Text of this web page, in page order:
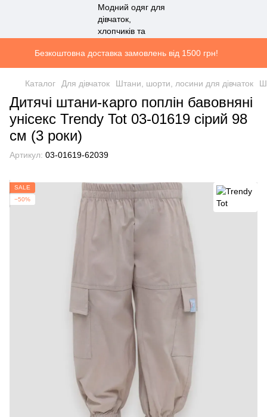
Безкоштовна доставка замовлень від 1500 грн!
Каталог Для дівчаток Штани, шорти, лосини для дівчаток
Дитячі штани-карго поплін бавовняні
унісекс Trendy Tot 03-01619 сірий 98
см (3 роки)
Артикул: 03-01619-62039
SALE
−50%